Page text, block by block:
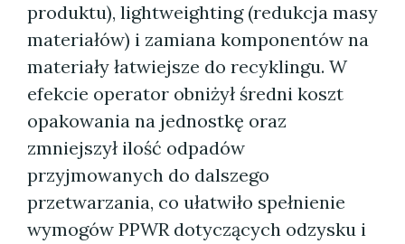
produktu), lightweighting (redukcja masy
materiałów) i zamiana komponentów na
materiały łatwiejsze do recyklingu. W
efekcie operator obniżył średni koszt
opakowania na jednostkę oraz
zmniejszył ilość odpadów
przyjmowanych do dalszego
przetwarzania, co ułatwiło spełnienie
wymogów PPWR dotyczących odzysku i